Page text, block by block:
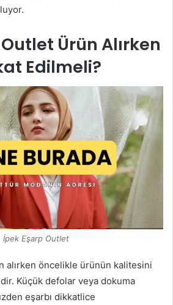
Ürün Alırken
Edilmeli?
İpek Eşarp Outlet
alırken öncelikle ürünün kalitesini
Küçük defolar veya dokuma
eşarbı dikkatlice